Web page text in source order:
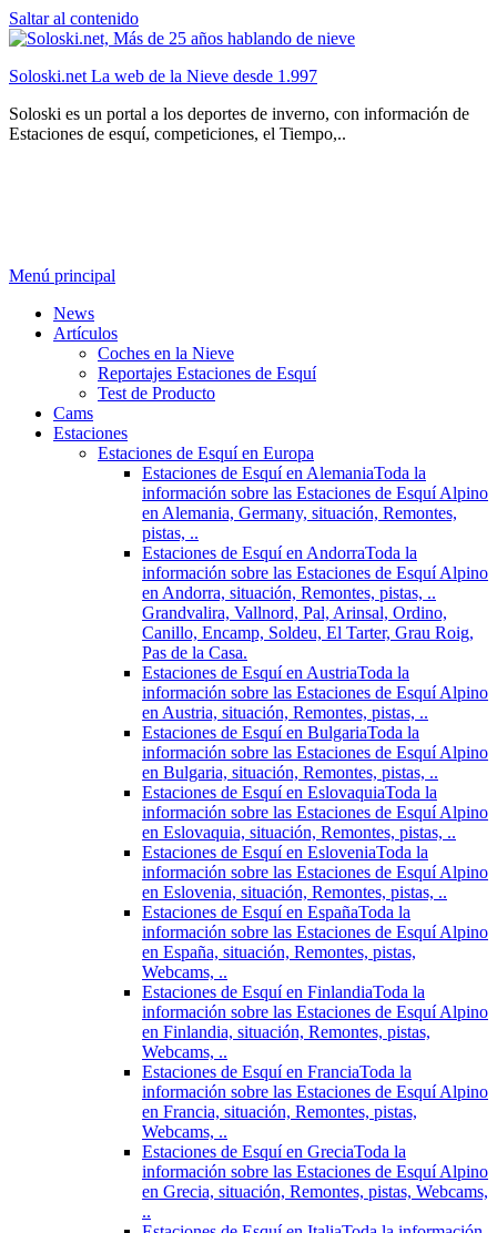
Saltar al contenido
Soloski.net La web de la Nieve desde 1.997
Soloski es un portal a los deportes de inverno, con información de
Estaciones de esquí, competiciones, el Tiempo,..
Menú principal
News
Artículos
Coches en la Nieve
Reportajes Estaciones de Esquí
Test de Producto
Cams
Estaciones
Estaciones de Esquí en Europa
Estaciones de Esquí en AlemaniaToda la
información sobre las Estaciones de Esquí Alpino
en Alemania, Germany, situación, Remontes,
pistas, ..
Estaciones de Esquí en AndorraToda la
información sobre las Estaciones de Esquí Alpino
en Andorra, situación, Remontes, pistas, ..
Grandvalira, Vallnord, Pal, Arinsal, Ordino,
Canillo, Encamp, Soldeu, El Tarter, Grau Roig,
Pas de la Casa.
Estaciones de Esquí en AustriaToda la
información sobre las Estaciones de Esquí Alpino
en Austria, situación, Remontes, pistas, ..
Estaciones de Esquí en BulgariaToda la
información sobre las Estaciones de Esquí Alpino
en Bulgaria, situación, Remontes, pistas, ..
Estaciones de Esquí en EslovaquiaToda la
información sobre las Estaciones de Esquí Alpino
en Eslovaquia, situación, Remontes, pistas, ..
Estaciones de Esquí en EsloveniaToda la
información sobre las Estaciones de Esquí Alpino
en Eslovenia, situación, Remontes, pistas, ..
Estaciones de Esquí en EspañaToda la
información sobre las Estaciones de Esquí Alpino
en España, situación, Remontes, pistas,
Webcams, ..
Estaciones de Esquí en FinlandiaToda la
información sobre las Estaciones de Esquí Alpino
en Finlandia, situación, Remontes, pistas,
Webcams, ..
Estaciones de Esquí en FranciaToda la
información sobre las Estaciones de Esquí Alpino
en Francia, situación, Remontes, pistas,
Webcams, ..
Estaciones de Esquí en GreciaToda la
información sobre las Estaciones de Esquí Alpino
en Grecia, situación, Remontes, pistas, Webcams,
..